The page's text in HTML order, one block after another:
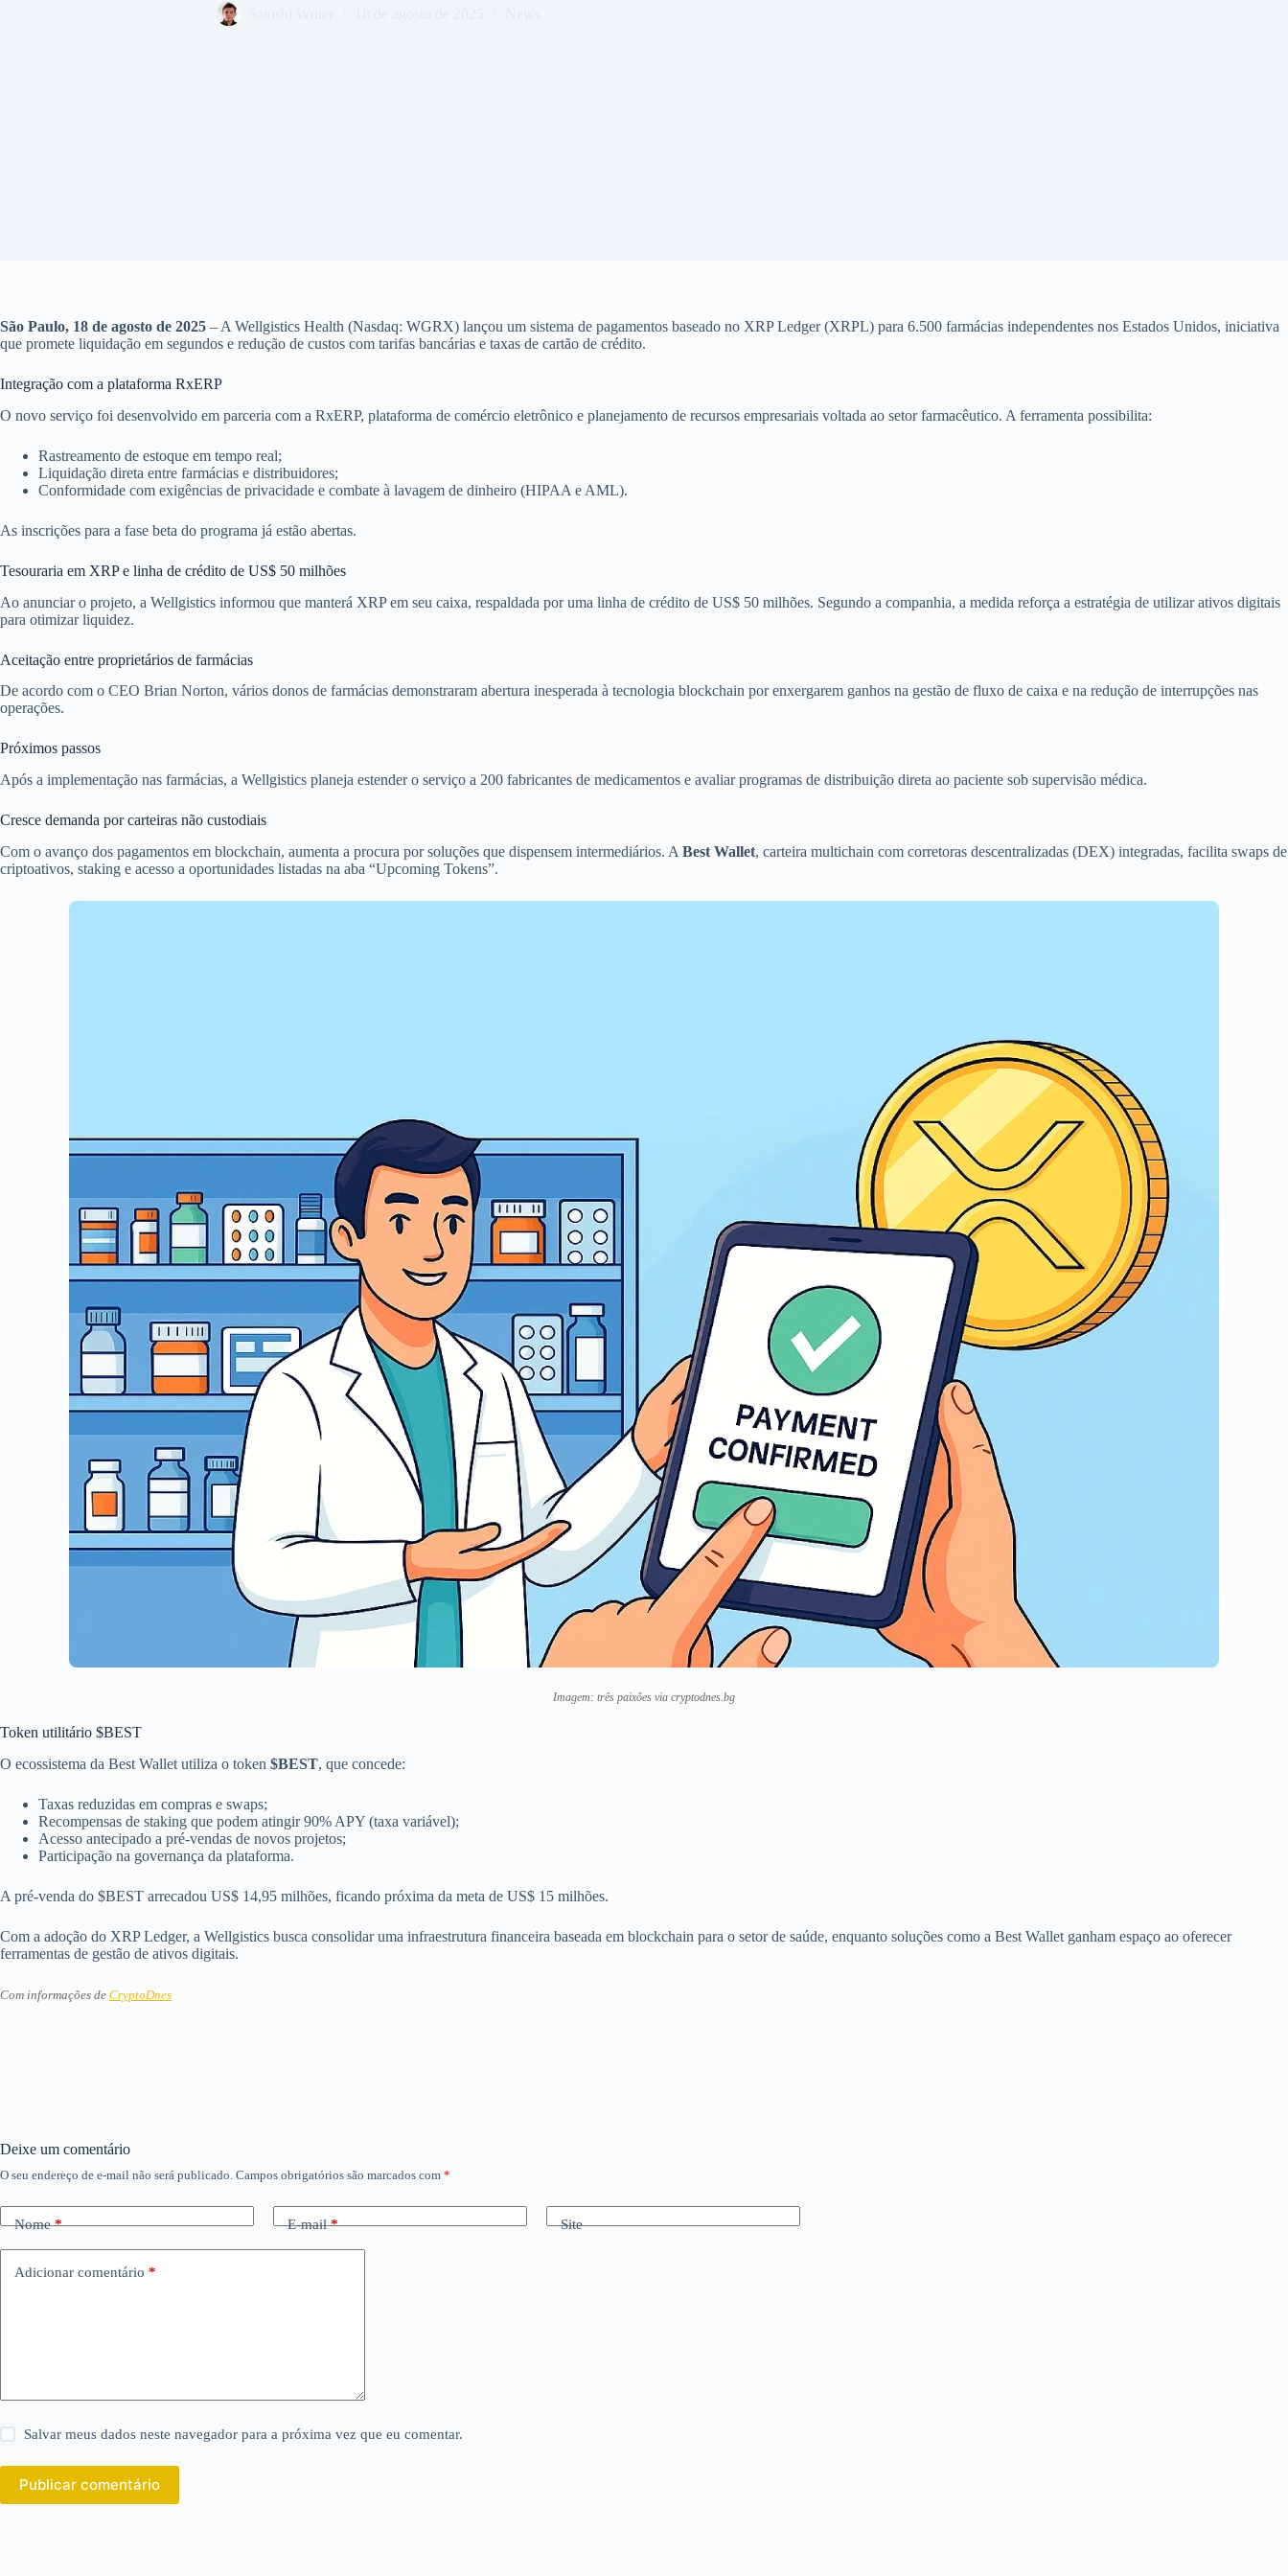
São Paulo, 18 de agosto de 2025 – A Wellgistics Health (Nasdaq: WGRX) lançou um sistema de pagamentos baseado no XRP Ledger (XRPL) para 6.500 farmácias independentes nos Estados Unidos, iniciativa
que promete liquidação em segundos e redução de custos com tarifas bancárias e taxas de cartão de crédito.
Integração com a plataforma RxERP
O novo serviço foi desenvolvido em parceria com a RxERP, plataforma de comércio eletrônico e planejamento de recursos empresariais voltada ao setor farmacêutico. A ferramenta possibilita:
Rastreamento de estoque em tempo real;
Liquidação direta entre farmácias e distribuidores;
Conformidade com exigências de privacidade e combate à lavagem de dinheiro (HIPAA e AML).
As inscrições para a fase beta do programa já estão abertas.
Tesouraria em XRP e linha de crédito de US$ 50 milhões
Ao anunciar o projeto, a Wellgistics informou que manterá XRP em seu caixa, respaldada por uma linha de crédito de US$ 50 milhões. Segundo a companhia, a medida reforça a estratégia de utilizar ativos digitais
para otimizar liquidez.
Aceitação entre proprietários de farmácias
De acordo com o CEO Brian Norton, vários donos de farmácias demonstraram abertura inesperada à tecnologia blockchain por enxergarem ganhos na gestão de fluxo de caixa e na redução de interrupções nas
operações.
Próximos passos
Após a implementação nas farmácias, a Wellgistics planeja estender o serviço a 200 fabricantes de medicamentos e avaliar programas de distribuição direta ao paciente sob supervisão médica.
Cresce demanda por carteiras não custodiais
Com o avanço dos pagamentos em blockchain, aumenta a procura por soluções que dispensem intermediários. A Best Wallet, carteira multichain com corretoras descentralizadas (DEX) integradas, facilita swaps de
criptoativos, staking e acesso a oportunidades listadas na aba “Upcoming Tokens”.
Imagem: três paixões via cryptodnes.bg
Token utilitário $BEST
O ecossistema da Best Wallet utiliza o token $BEST, que concede:
Taxas reduzidas em compras e swaps;
Recompensas de staking que podem atingir 90% APY (taxa variável);
Acesso antecipado a pré-vendas de novos projetos;
Participação na governança da plataforma.
A pré-venda do $BEST arrecadou US$ 14,95 milhões, ficando próxima da meta de US$ 15 milhões.
Com a adoção do XRP Ledger, a Wellgistics busca consolidar uma infraestrutura financeira baseada em blockchain para o setor de saúde, enquanto soluções como a Best Wallet ganham espaço ao oferecer
ferramentas de gestão de ativos digitais.
Com informações de CryptoDnes
Deixe um comentário
O seu endereço de e-mail não será publicado. Campos obrigatórios são marcados com *
Nome* E-mail* Site
Adicionar comentário *
Salvar meus dados neste navegador para a próxima vez que eu comentar.
Publicar comentário